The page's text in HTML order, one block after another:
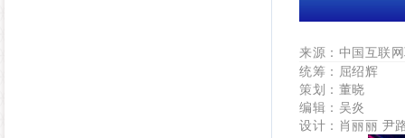
来源：中国互联
统筹：屈绍辉
策划：董晓
编辑：吴炎
设计：肖丽丽 尹